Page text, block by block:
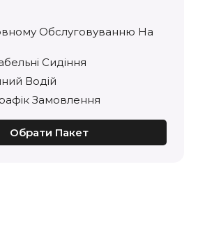
Обслуговуванню На
Сидіння
Водій
Замовлення
Обрати Пакет